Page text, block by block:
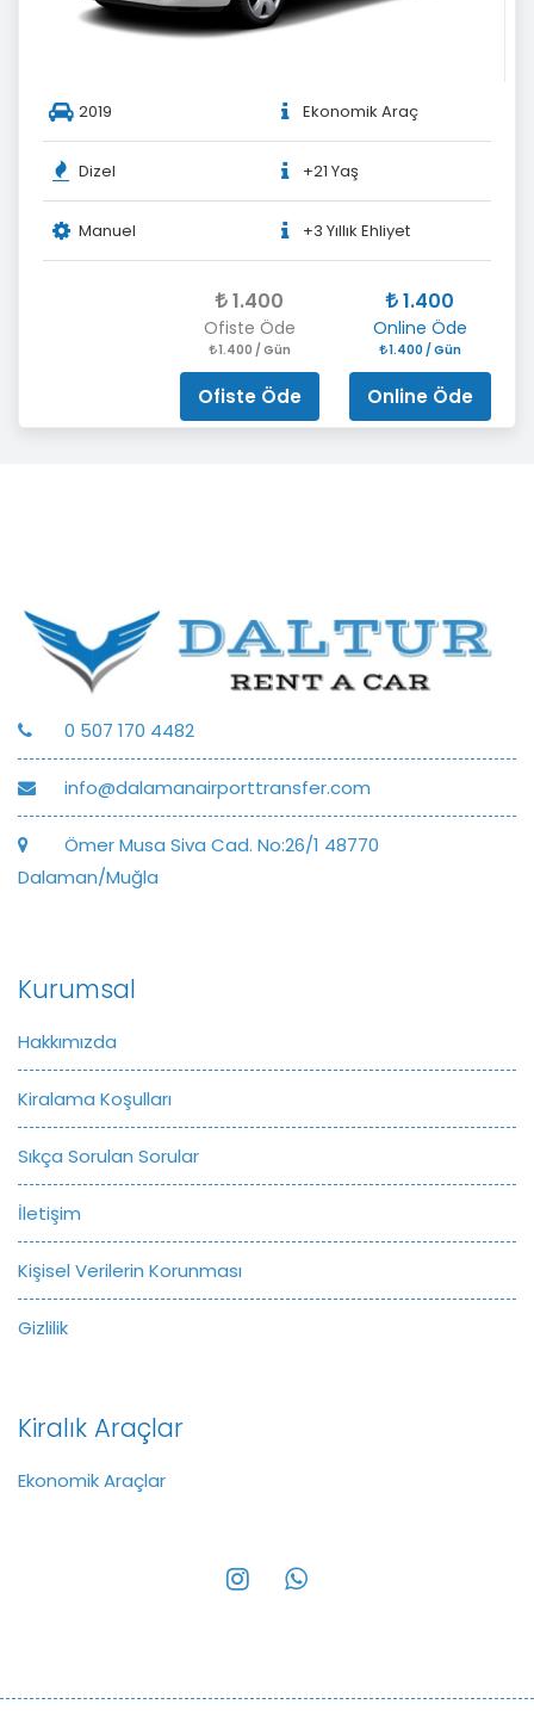
2019 Ekonomik Araç
Dizel +21 Yaş
Manuel +3 Yıllık Ehliyet
1.400
Online Öde
1.400 / Gün
Online Öde
1.400
Ofiste Öde
1.400 / Gün
Ofiste Öde
0 507 170 4482
info@dalamanairporttransfer.com
Ömer Musa Siva Cad. No:26/1 48770
Dalaman/Muğla
Kurumsal
Hakkımızda
Kiralama Koşulları
Sıkça Sorulan Sorular
İletişim
Kişisel Verilerin Korunması
Gizlilik
Kiralık Araçlar
Ekonomik Araçlar